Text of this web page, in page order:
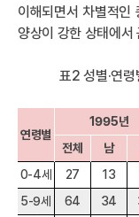
이해되면서 차별적인
양상이 강한 상태에서
표2 성별·연
연령별
1995년
전체
남
0-4세
27 13
5-9세
64 34